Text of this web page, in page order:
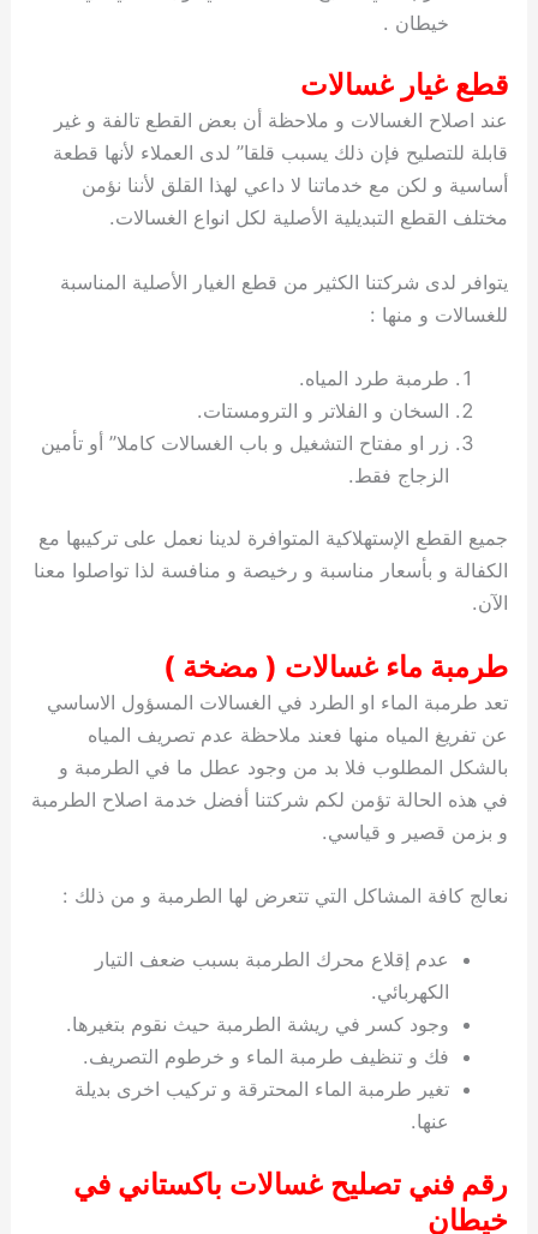
خيطان .
قطع غيار غسالات
عند اصلاح الغسالات و ملاحظة أن بعض القطع تالفة و غير
قابلة للتصليح فإن ذلك يسبب قلقا” لدى العملاء لأنها قطعة
أساسية و لكن مع خدماتنا لا داعي لهذا القلق لأننا نؤمن
مختلف القطع التبديلية الأصلية لكل انواع الغسالات.
يتوافر لدى شركتنا الكثير من قطع الغيار الأصلية المناسبة
للغسالات و منها :
طرمبة طرد المياه.
السخان و الفلاتر و الترومستات.
زر او مفتاح التشغيل و باب الغسالات كاملا” أو تأمين
الزجاج فقط.
جميع القطع الإستهلاكية المتوافرة لدينا نعمل على تركيبها مع
الكفالة و بأسعار مناسبة و رخيصة و منافسة لذا تواصلوا معنا
الآن.
طرمبة ماء غسالات ( مضخة )
تعد طرمبة الماء او الطرد في الغسالات المسؤول الاساسي
عن تفريغ المياه منها فعند ملاحظة عدم تصريف المياه
بالشكل المطلوب فلا بد من وجود عطل ما في الطرمبة و
في هذه الحالة تؤمن لكم شركتنا أفضل خدمة اصلاح الطرمبة
و بزمن قصير و قياسي.
نعالج كافة المشاكل التي تتعرض لها الطرمبة و من ذلك :
عدم إقلاع محرك الطرمبة بسبب ضعف التيار
الكهربائي.
وجود كسر في ريشة الطرمبة حيث نقوم بتغيرها.
فك و تنظيف طرمبة الماء و خرطوم التصريف.
تغير طرمبة الماء المحترقة و تركيب اخرى بديلة
عنها.
رقم فني تصليح غسالات باكستاني في
خيطان